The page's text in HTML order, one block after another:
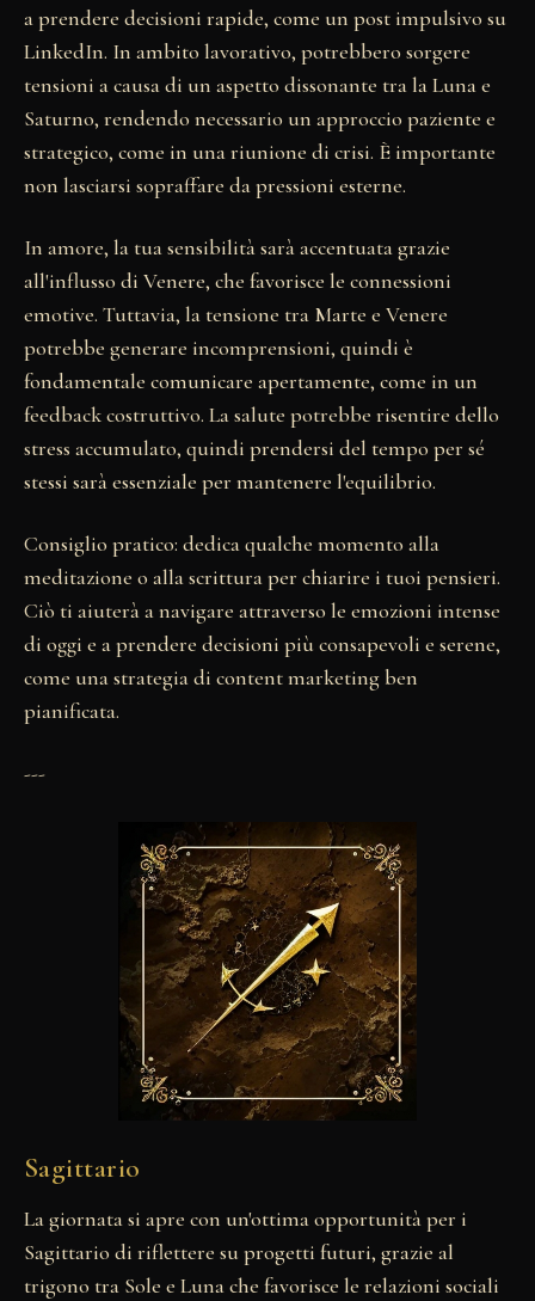
a prendere decisioni rapide, come un post impulsivo su
LinkedIn. In ambito lavorativo, potrebbero sorgere
tensioni a causa di un aspetto dissonante tra la Luna e
Saturno, rendendo necessario un approccio paziente e
strategico, come in una riunione di crisi. È importante
non lasciarsi sopraffare da pressioni esterne.
In amore, la tua sensibilità sarà accentuata grazie
all'influsso di Venere, che favorisce le connessioni
emotive. Tuttavia, la tensione tra Marte e Venere
potrebbe generare incomprensioni, quindi è
fondamentale comunicare apertamente, come in un
feedback costruttivo. La salute potrebbe risentire dello
stress accumulato, quindi prendersi del tempo per sé
stessi sarà essenziale per mantenere l'equilibrio.
Consiglio pratico: dedica qualche momento alla
meditazione o alla scrittura per chiarire i tuoi pensieri.
Ciò ti aiuterà a navigare attraverso le emozioni intense
di oggi e a prendere decisioni più consapevoli e serene,
come una strategia di content marketing ben
pianificata.
---
Sagittario
La giornata si apre con un'ottima opportunità per i
Sagittario di riflettere su progetti futuri, grazie al
trigono tra Sole e Luna che favorisce le relazioni sociali